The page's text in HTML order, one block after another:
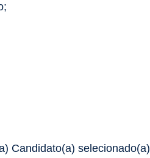
Candidato(a) selecionado(a)